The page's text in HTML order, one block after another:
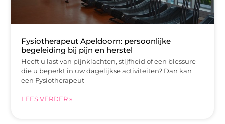
Fysiotherapeut Apeldoorn: persoonlijke
begeleiding bij pijn en herstel
Heeft u last van pijnklachten, stijfheid of een blessure
die u beperkt in uw dagelijkse activiteiten? Dan kan
een Fysiotherapeut
LEES VERDER »